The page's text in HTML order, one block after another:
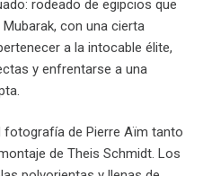
rodeado de egipcios que
con una cierta
a la intocable élite,
y enfrentarse a una
fotografía de Pierre Aïm tanto
de Theis Schmidt. Los